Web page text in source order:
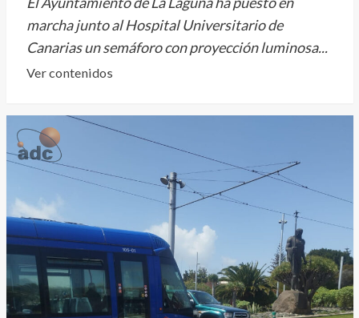
militancia,
marcha junto al Hospital Universitario de
Canarias un semáforo con proyección luminosa...
Ver contenidosLeer
sobre
Semáforos
los
que
van
mirando
pa
´lante
en